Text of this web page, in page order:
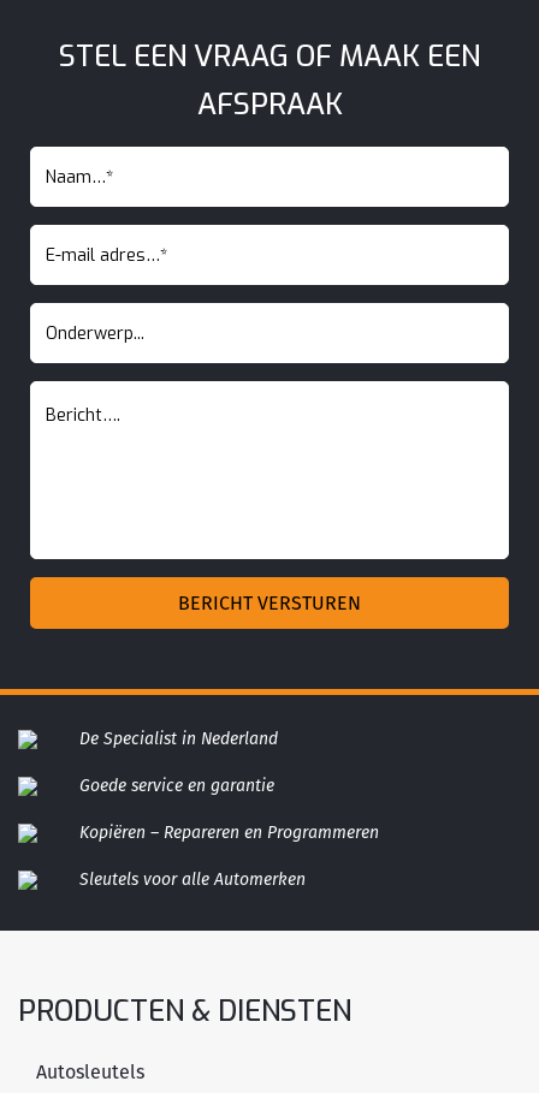
STEL EEN VRAAG OF MAAK EEN
AFSPRAAK
De Specialist in Nederland
Goede service en garantie
Kopiëren – Repareren en Programmeren
Sleutels voor alle Automerken
PRODUCTEN & DIENSTEN
Autosleutels